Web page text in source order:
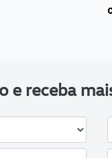
e receba